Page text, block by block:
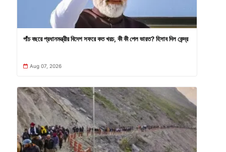
পাঁচ বছরে প্রধানমন্ত্রীর বিদেশ সফরে কত খরচ, কী কী পেল ভারত? হিসাব দিল কেন্দ্র
Aug 07, 2026